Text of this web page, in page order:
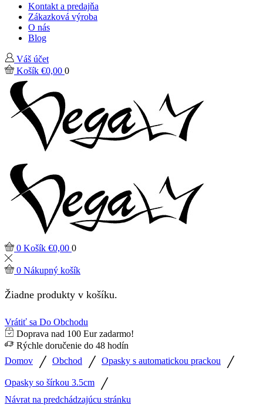
Kontakt a predajňa
Zákazková výroba
O nás
Blog
Váš účet
Košík €0,00 0
0 Košík €0,00 0
0 Nákupný košík
Žiadne produkty v košíku.
Vrátiť sa Do Obchodu
Doprava nad 100 Eur zadarmo!
Rýchle doručenie do 48 hodín
Domov
/ Obchod / Opasky s automatickou prackou /
Opasky so šírkou 3.5cm /
Návrat na predchádzajúcu stránku